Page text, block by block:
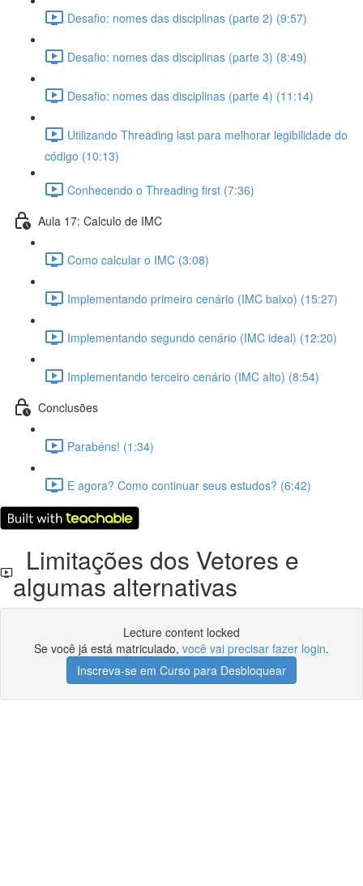
Desafio: nomes das disciplinas (parte 2) (9:57)
Desafio: nomes das disciplinas (parte 3) (8:49)
Desafio: nomes das disciplinas (parte 4) (11:14)
Utilizando Threading last para melhorar legibilidade do
código (10:13)
Conhecendo o Threading first (7:36)
Aula 17: Calculo de IMC
Como calcular o IMC (3:08)
Implementando primeiro cenário (IMC baixo) (15:27)
Implementando segundo cenário (IMC ideal) (12:20)
Implementando terceiro cenário (IMC alto) (8:54)
Conclusões
Parabéns! (1:34)
E agora? Como continuar seus estudos? (6:42)
Limitações dos Vetores e
algumas alternativas
Lecture content locked
Se você já está matriculado, você vai precisar fazer login.
Inscreva-se em Curso para Desbloquear